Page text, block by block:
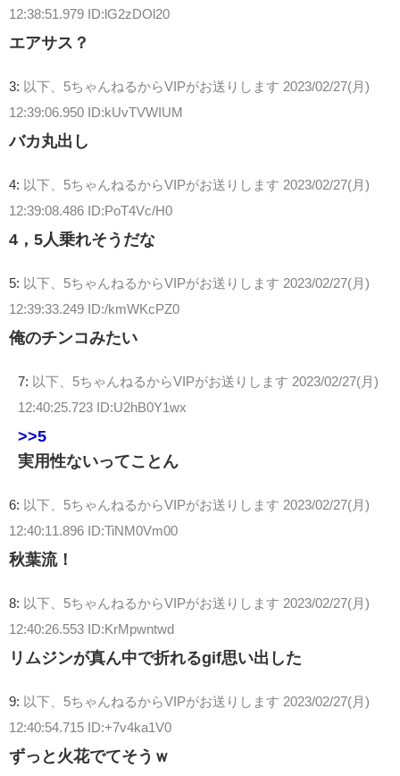
12:38:51.979 ID:lG2zDOl20
エアサス？
3: 以下、5ちゃんねるからVIPがお送りします 2023/02/27(月)
12:39:06.950 ID:kUvTVWIUM
バカ丸出し
4: 以下、5ちゃんねるからVIPがお送りします 2023/02/27(月)
12:39:08.486 ID:PoT4Vc/H0
4，5人乗れそうだな
5: 以下、5ちゃんねるからVIPがお送りします 2023/02/27(月)
12:39:33.249 ID:/kmWKcPZ0
俺のチンコみたい
7: 以下、5ちゃんねるからVIPがお送りします 2023/02/27(月)
12:40:25.723 ID:U2hB0Y1wx
>>5
実用性ないってことん
6: 以下、5ちゃんねるからVIPがお送りします 2023/02/27(月)
12:40:11.896 ID:TiNM0Vm00
秋葉流！
8: 以下、5ちゃんねるからVIPがお送りします 2023/02/27(月)
12:40:26.553 ID:KrMpwntwd
リムジンが真ん中で折れるgif思い出した
9: 以下、5ちゃんねるからVIPがお送りします 2023/02/27(月)
12:40:54.715 ID:+7v4ka1V0
ずっと火花でてそうｗ